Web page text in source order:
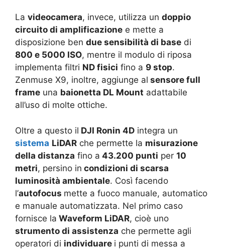
La videocamera, invece, utilizza un doppio
circuito di amplificazione e mette a
disposizione ben due sensibilità di base di
800 e 5000 ISO, mentre il modulo di riposa
implementa filtri ND fisici fino a 9 stop.
Zenmuse X9, inoltre, aggiunge al sensore full
frame una baionetta DL Mount adattabile
all’uso di molte ottiche.
Oltre a questo il DJI Ronin 4D integra un
sistema LiDAR che permette la misurazione
della distanza fino a 43.200 punti per 10
metri, persino in condizioni di scarsa
luminosità ambientale. Così facendo
l’autofocus mette a fuoco manuale, automatico
e manuale automatizzata. Nel primo caso
fornisce la Waveform LiDAR, cioè uno
strumento di assistenza che permette agli
operatori di individuare i punti di messa a